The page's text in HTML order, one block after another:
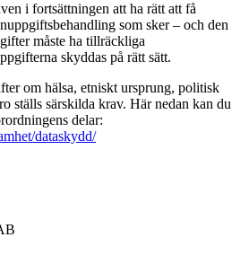
i fortsättningen att ha rätt att få
som sker – och den
måste ha tillräckliga
skyddas på rätt sätt.
om hälsa, etniskt ursprung, politisk
ställs särskilda krav. Här nedan kan du
delar:
dataskydd/